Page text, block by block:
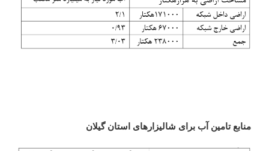
منابع تامین آب برای شالیزارهای استان گیلان